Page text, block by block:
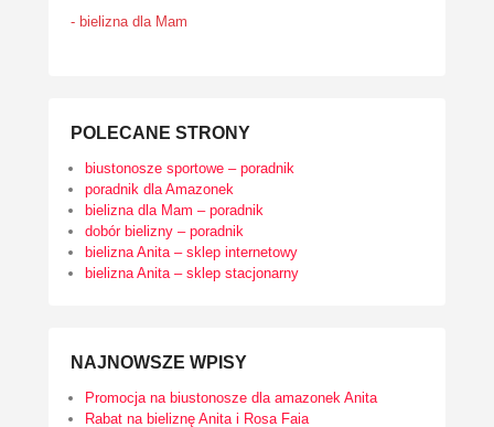
- bielizna dla Mam
POLECANE STRONY
biustonosze sportowe – poradnik
poradnik dla Amazonek
bielizna dla Mam – poradnik
dobór bielizny – poradnik
bielizna Anita – sklep internetowy
bielizna Anita – sklep stacjonarny
NAJNOWSZE WPISY
Promocja na biustonosze dla amazonek Anita
Rabat na bieliznę Anita i Rosa Faia